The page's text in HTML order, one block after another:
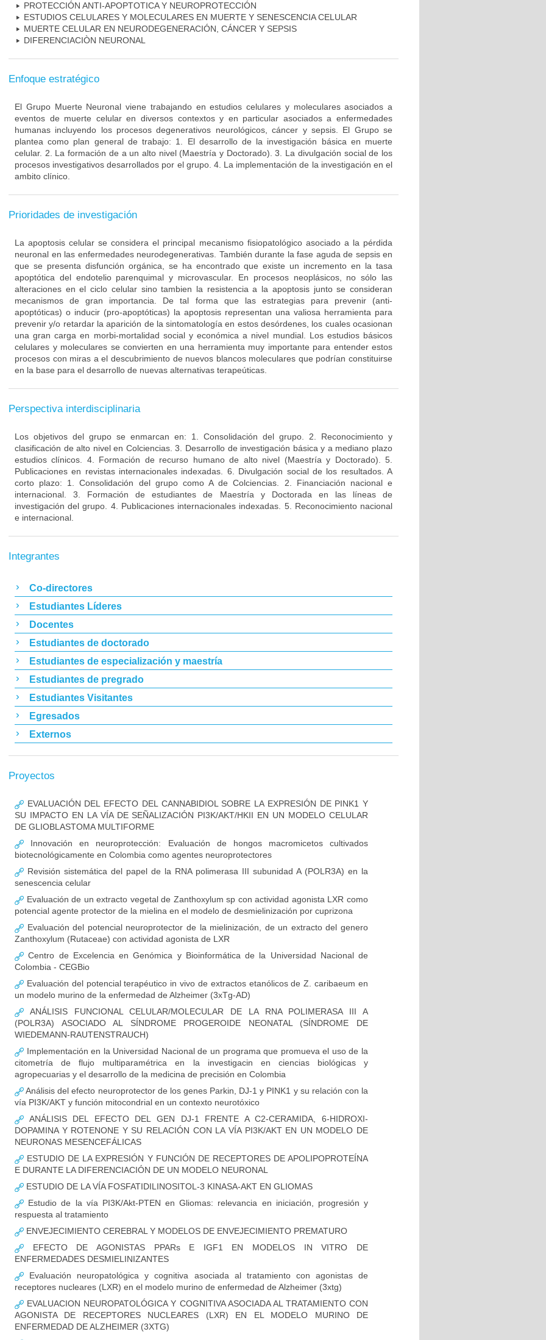
PROTECCIÓN ANTI-APOPTOTICA Y NEUROPROTECCIÓN
ESTUDIOS CELULARES Y MOLECULARES EN MUERTE Y SENESCENCIA CELULAR
MUERTE CELULAR EN NEURODEGENERACIÓN, CÁNCER Y SEPSIS
DIFERENCIACIÒN NEURONAL
Enfoque estratégico
El Grupo Muerte Neuronal viene trabajando en estudios celulares y moleculares asociados a
eventos de muerte celular en diversos contextos y en particular asociados a enfermedades
humanas incluyendo los procesos degenerativos neurológicos, cáncer y sepsis. El Grupo se
plantea como plan general de trabajo: 1. El desarrollo de la investigación básica en muerte
celular. 2. La formación de a un alto nivel (Maestría y Doctorado). 3. La divulgación social de los
procesos investigativos desarrollados por el grupo. 4. La implementación de la investigación en el
ambito clínico.
Prioridades de investigación
La apoptosis celular se considera el principal mecanismo fisiopatológico asociado a la pérdida
neuronal en las enfermedades neurodegenerativas. También durante la fase aguda de sepsis en
que se presenta disfunción orgánica, se ha encontrado que existe un incremento en la tasa
apoptótica del endotelio parenquimal y microvascular. En procesos neoplásicos, no sólo las
alteraciones en el ciclo celular sino tambien la resistencia a la apoptosis junto se consideran
mecanismos de gran importancia. De tal forma que las estrategias para prevenir (anti-
apoptóticas) o inducir (pro-apoptóticas) la apoptosis representan una valiosa herramienta para
prevenir y/o retardar la aparición de la sintomatología en estos desórdenes, los cuales ocasionan
una gran carga en morbi-mortalidad social y económica a nivel mundial. Los estudios básicos
celulares y moleculares se convierten en una herramienta muy importante para entender estos
procesos con miras a el descubrimiento de nuevos blancos moleculares que podrían constituirse
en la base para el desarrollo de nuevas alternativas terapeúticas.
Perspectiva interdisciplinaria
Los objetivos del grupo se enmarcan en: 1. Consolidación del grupo. 2. Reconocimiento y
clasificación de alto nivel en Colciencias. 3. Desarrollo de investigación básica y a mediano plazo
estudios clínicos. 4. Formación de recurso humano de alto nivel (Maestría y Doctorado). 5.
Publicaciones en revistas internacionales indexadas. 6. Divulgación social de los resultados. A
corto plazo: 1. Consolidación del grupo como A de Colciencias. 2. Financiación nacional e
internacional. 3. Formación de estudiantes de Maestría y Doctorada en las líneas de
investigación del grupo. 4. Publicaciones internacionales indexadas. 5. Reconocimiento nacional
e internacional.
Integrantes
Co-directores
Estudiantes Líderes
Docentes
Estudiantes de doctorado
Estudiantes de especialización y maestría
Estudiantes de pregrado
Estudiantes Visitantes
Egresados
Externos
Proyectos
EVALUACIÓN DEL EFECTO DEL CANNABIDIOL SOBRE LA EXPRESIÓN DE PINK1 Y
SU IMPACTO EN LA VÍA DE SEÑALIZACIÓN PI3K/AKT/HKII EN UN MODELO CELULAR
DE GLIOBLASTOMA MULTIFORME
Innovación en neuroprotección: Evaluación de hongos macromicetos cultivados
biotecnológicamente en Colombia como agentes neuroprotectores
Revisión sistemática del papel de la RNA polimerasa III subunidad A (POLR3A) en la
senescencia celular
Evaluación de un extracto vegetal de Zanthoxylum sp con actividad agonista LXR como
potencial agente protector de la mielina en el modelo de desmielinización por cuprizona
Evaluación del potencial neuroprotector de la mielinización, de un extracto del genero
Zanthoxylum (Rutaceae) con actividad agonista de LXR
Centro de Excelencia en Genómica y Bioinformática de la Universidad Nacional de
Colombia - CEGBio
Evaluación del potencial terapéutico in vivo de extractos etanólicos de Z. caribaeum en
un modelo murino de la enfermedad de Alzheimer (3xTg-AD)
ANÁLISIS FUNCIONAL CELULAR/MOLECULAR DE LA RNA POLIMERASA III A
(POLR3A) ASOCIADO AL SÍNDROME PROGEROIDE NEONATAL (SÍNDROME DE
WIEDEMANN-RAUTENSTRAUCH)
Implementación en la Universidad Nacional de un programa que promueva el uso de la
citometría de flujo multiparamétrica en la investigacin en ciencias biológicas y
agropecuarias y el desarrollo de la medicina de precisión en Colombia
Análisis del efecto neuroprotector de los genes Parkin, DJ-1 y PINK1 y su relación con la
vía PI3K/AKT y función mitocondrial en un contexto neurotóxico
ANÁLISIS DEL EFECTO DEL GEN DJ-1 FRENTE A C2-CERAMIDA, 6-HIDROXI-
DOPAMINA Y ROTENONE Y SU RELACIÓN CON LA VÍA PI3K/AKT EN UN MODELO DE
NEURONAS MESENCEFÁLICAS
ESTUDIO DE LA EXPRESIÓN Y FUNCIÓN DE RECEPTORES DE APOLIPOPROTEÍNA
E DURANTE LA DIFERENCIACIÓN DE UN MODELO NEURONAL
ESTUDIO DE LA VÍA FOSFATIDILINOSITOL-3 KINASA-AKT EN GLIOMAS
Estudio de la vía PI3K/Akt-PTEN en Gliomas: relevancia en iniciación, progresión y
respuesta al tratamiento
ENVEJECIMIENTO CEREBRAL Y MODELOS DE ENVEJECIMIENTO PREMATURO
EFECTO DE AGONISTAS PPARs E IGF1 EN MODELOS IN VITRO DE
ENFERMEDADES DESMIELINIZANTES
Evaluación neuropatológica y cognitiva asociada al tratamiento con agonistas de
receptores nucleares (LXR) en el modelo murino de enfermedad de Alzheimer (3xtg)
EVALUACION NEUROPATOLÓGICA Y COGNITIVA ASOCIADA AL TRATAMIENTO CON
AGONISTA DE RECEPTORES NUCLEARES (LXR) EN EL MODELO MURINO DE
ENFERMEDAD DE ALZHEIMER (3XTG)